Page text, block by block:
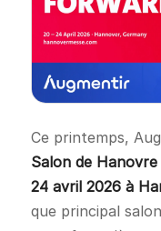
Ce printemps,
Salon de Hanovre
24 avril 2026 à
que principal